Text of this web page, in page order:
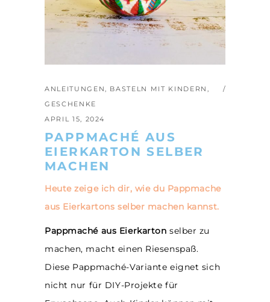
ANLEITUNGEN, BASTELN MIT KINDERN ,
GESCHENKE
APRIL 15, 2024
PAPPMACHÉ AUS
EIERKARTON SELBER
MACHEN
Heute zeige ich dir, wie du Pappmache
aus Eierkartons selber machen kannst.
Pappmaché aus Eierkarton selber zu
machen, macht einen Riesenspaß.
Diese Pappmaché-Variante eignet sich
nicht nur für DIY-Projekte für